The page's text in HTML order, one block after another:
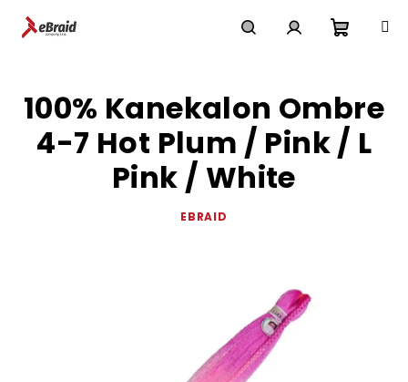
košík
100% Kanekalon Ombre
4-7 Hot Plum / Pink / L
Pink / White
EBRAID